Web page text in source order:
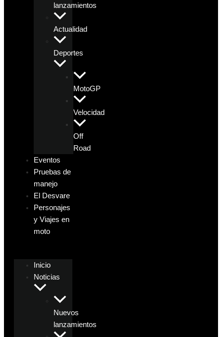
lanzamientos
Actualidad
Deportes
MotoGP
Velocidad
Off
Road
Eventos
Pruebas de
manejo
El Desvare
Personajes
y Viajes en
moto
Inicio
Noticias
Nuevos
lanzamientos